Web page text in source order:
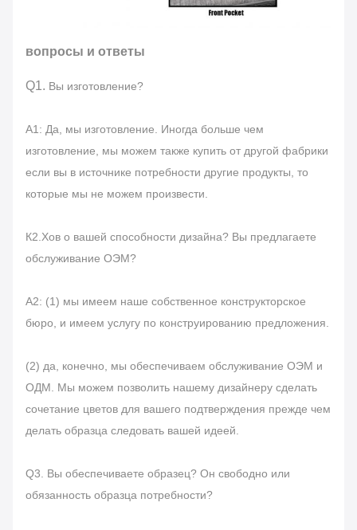
вопросы и ответы
Q1. Вы изготовление?
А1: Да, мы изготовление. Иногда больше чем
изготовление, мы можем также купить от другой фабрики
если вы в источнике потребности другие продукты, то
которые мы не можем произвести.
К2.Хов о вашей способности дизайна? Вы предлагаете
обслуживание ОЭМ?
А2: (1) мы имеем наше собственное конструкторское
бюро, и имеем услугу по конструированию предложения.
(2) да, конечно, мы обеспечиваем обслуживание ОЭМ и
ОДМ. Мы можем позволить нашему дизайнеру сделать
сочетание цветов для вашего подтверждения прежде чем
делать образца следовать вашей идеей.
Q3. Вы обеспечиваете образец? Он свободно или
обязанность образца потребности?